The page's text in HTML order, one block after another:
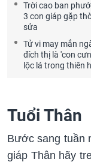
Trời cao ban
3 con giáp gặp
sửa
Tử vi may mắn
đích thị là 'con
lộc lá trong thiên
Tuổi Thân
Bước sang tuần
giáp Thân hãy